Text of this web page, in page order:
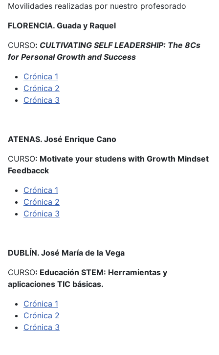
Movilidades realizadas por nuestro profesorado
FLORENCIA. Guada y Raquel
CURSO: CULTIVATING SELF LEADERSHIP: The 8Cs
for Personal Growth and Success
Crónica 1
Crónica 2
Crónica 3
ATENAS. José Enrique Cano
CURSO: Motivate your studens with Growth Mindset
Feedbacck
Crónica 1
Crónica 2
Crónica 3
DUBLÍN. José María de la Vega
CURSO: Educación STEM: Herramientas y
aplicaciones TIC básicas.
Crónica 1
Crónica 2
Crónica 3